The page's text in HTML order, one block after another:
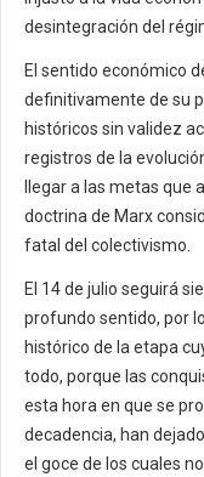
desintegración del
El sentido económico
definitivamente de su
históricos sin validez
registros de la
llegar a las metas que
doctrina de Marx
fatal del colectivismo.
El 14 de julio seguirá
profundo sentido, por
histórico de la etapa
todo, porque las
esta hora en que se
decadencia, han
el goce de los cuales